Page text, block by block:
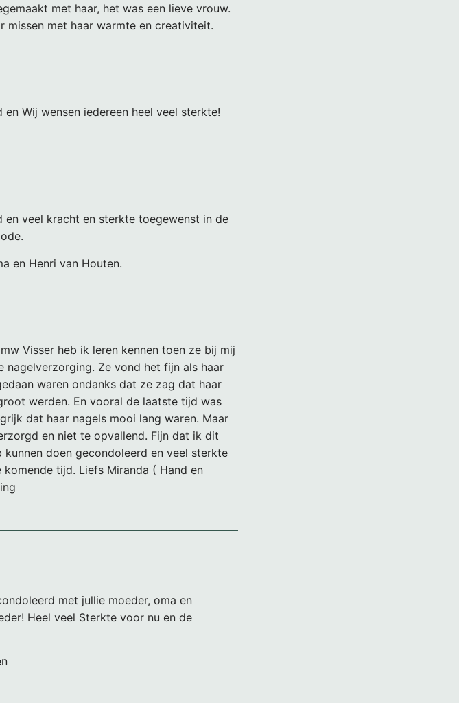
met haar, het was een lieve vrouw.
missen met haar warmte en creativiteit.
en Wij wensen iedereen heel veel sterkte!
en veel kracht en sterkte toegewenst in de
en Henri van Houten.
Visser heb ik leren kennen toen ze bij mij
nagelverzorging. Ze vond het fijn als haar
waren ondanks dat ze zag dat haar
werden. En vooral de laatste tijd was
dat haar nagels mooi lang waren. Maar
en niet te opvallend. Fijn dat ik dit
kunnen doen gecondoleerd en veel sterkte
komende tijd. Liefs Miranda ( Hand en
met jullie moeder, oma en
Heel veel Sterkte voor nu en de